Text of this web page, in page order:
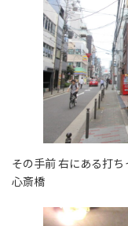
その手前 右にある打
心斎橋